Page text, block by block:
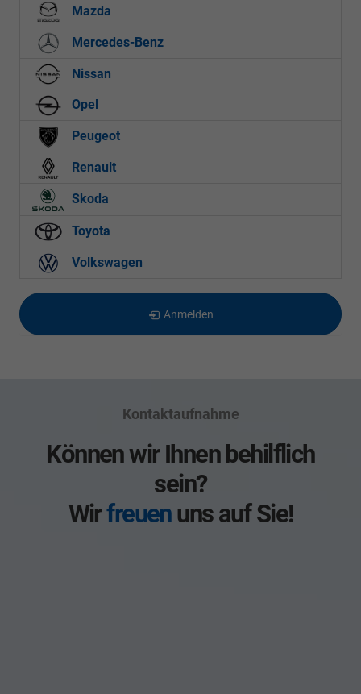
Mazda
Mercedes-Benz
Nissan
Opel
Peugeot
Renault
Skoda
Toyota
Volkswagen
Anmelden
Kontaktaufnahme
Können wir Ihnen behilflich
sein?
Wirfreuenuns auf Sie!